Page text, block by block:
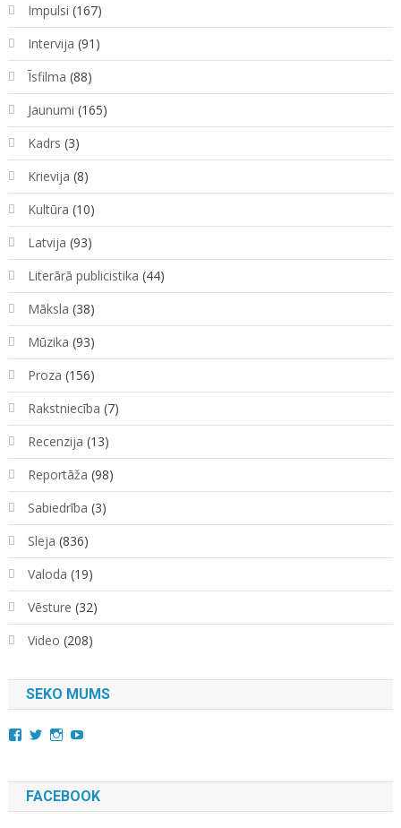
Impulsi (167)
Intervija (91)
Īsfilma (88)
Jaunumi (165)
Kadrs (3)
Krievija (8)
Kultūra (10)
Latvija (93)
Literārā publicistika (44)
Māksla (38)
Mūzika (93)
Proza (156)
Rakstniecība (7)
Recenzija (13)
Reportāža (98)
Sabiedrība (3)
Sleja (836)
Valoda (19)
Vēsture (32)
Video (208)
SEKO MUMS
View
Facebook
View
Twitter
View
Instagram
YouTube
FACEBOOK